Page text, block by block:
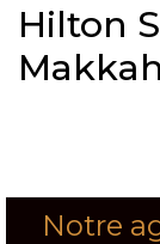
Hilton
Makkah
Notre